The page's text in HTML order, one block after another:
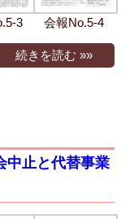
3 会報No.5-4
続きを読む »»
中止と代替事業